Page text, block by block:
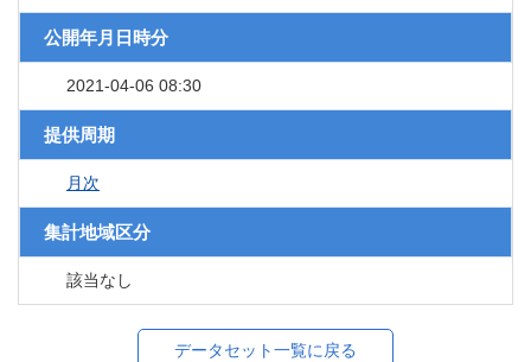
公開年月日時分
2021-04-06 08:30
提供周期
月次
集計地域区分
該当なし
データセット一覧に戻る